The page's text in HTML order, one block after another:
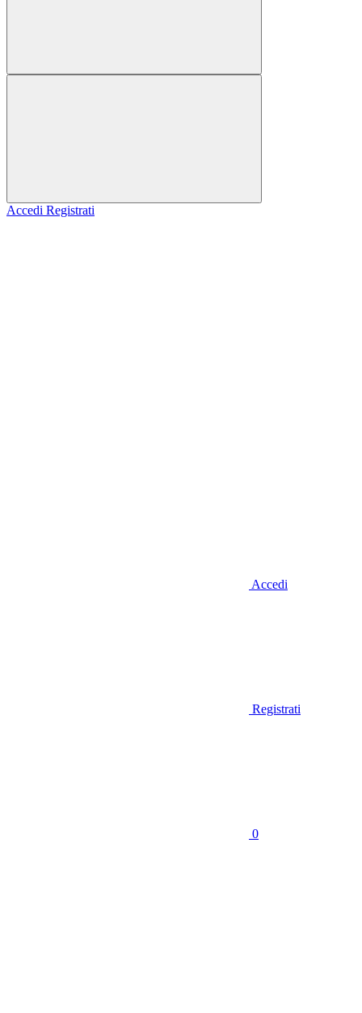
Accedi Registrati
Accedi
Registrati
0